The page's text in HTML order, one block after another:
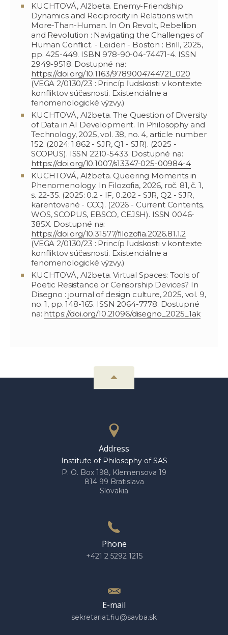
KUCHTOVÁ, Alžbeta. Enemy-Friendship
Dynamics and Reciprocity in Relations with
More-Than-Human. In On Revolt, Rebellion
and Revolution : Navigating the Challenges of
Human Conflict. - Leiden - Boston : Brill, 2025,
pp. 425-449. ISBN 978-90-04-74471-4. ISSN
2949-9518. Dostupné na:
https://doi.org/10.1163/9789004744721_020
(VEGA 2/0130/23 : Princíp ľudskosti v kontexte
konfliktov súčasnosti. Existenciálne a
fenomenologické výzvy.)
KUCHTOVÁ, Alžbeta. The Question of Diversity
of Data in AI Development. In Philosophy and
Technology, 2025, vol. 38, no. 4, article number
152. (2024: 1.862 - SJR, Q1 - SJR). (2025 -
SCOPUS). ISSN 2210-5433. Dostupné na:
https://doi.org/10.1007/s13347-025-00984-4
KUCHTOVÁ, Alžbeta. Queering Moments in
Phenomenology. In Filozofia, 2026, roč. 81, č. 1,
s. 22-35. (2025: 0.2 - IF, 0.202 - SJR, Q2 - SJR,
karentované - CCC). (2026 - Current Contents,
WOS, SCOPUS, EBSCO, CEJSH). ISSN 0046-
385X. Dostupné na:
https://doi.org/10.31577/filozofia.2026.81.1.2
(VEGA 2/0130/23 : Princíp ľudskosti v kontexte
konfliktov súčasnosti. Existenciálne a
fenomenologické výzvy.)
KUCHTOVÁ, Alžbeta. Virtual Spaces: Tools of
Poetic Resistance or Censorship Devices? In
Disegno : journal of design culture, 2025, vol. 9,
no. 1, pp. 148-165. ISSN 2064-7778. Dostupné
na: https://doi.org/10.21096/disegno_2025_1ak
Address
Institute of Philosophy of SAS
P. O. Box 198, Klemensova 19
814 99 Bratislava
Slovakia
Phone
+421 2 5292 1215
E-mail
sekretariat.fiu@savba.sk